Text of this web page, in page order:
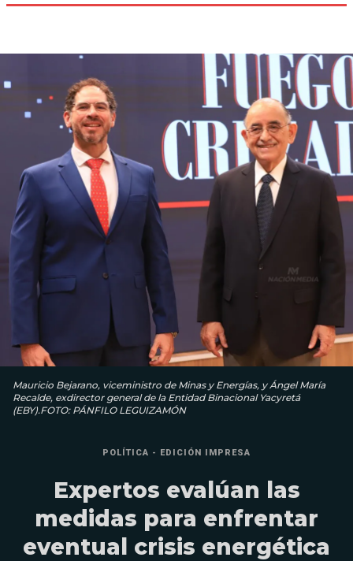
Mauricio Bejarano, viceministro de Minas y Energías, y Ángel María
Recalde, exdirector general de la Entidad Binacional Yacyretá
(EBY).FOTO: PÁNFILO LEGUIZAMÓN
POLÍTICA - EDICIÓN IMPRESA
Expertos evalúan las
medidas para enfrentar
eventual crisis energética